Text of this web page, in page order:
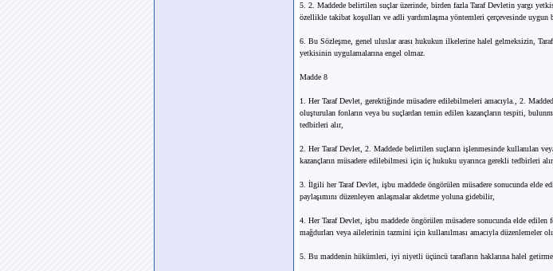
5. 2. Maddede belirtilen suçlar üzerinde, birden fazla Taraf Devletin yargı
özellikle takibat koşulları ve adli yardımlaşma yöntemleri çerçevesinde uygun
6. Bu Sözleşme, genel uluslar arası hukukun ilkelerine halel gelmeksizin,
yetkisinin uygulamalarına engel olmaz.
Madde 8
1. Her Taraf Devlet, gerektiğinde müsadere edilebilmeleri amacıyla., 2.
oluşturulan fonların veya bu suçlardan temin edilen kazançların tespiti,
tedbirleri alır,
2. Her Taraf Devlet, 2. Maddede belirtilen suçların işlenmesinde kullanılan
kazançların müsadere edilebilmesi için iç hukuku uyarınca gerekli tedbirleri alır,
3. İlgili her Taraf Devlet, işbu maddede öngörülen müsadere sonucunda elde
paylaşımını düzenleyen anlaşmalar akdetme yoluna gidebilir,
4. Her Taraf Devlet, işbu maddede öngörülen müsadere sonucunda elde
mağdurları veya ailelerinin tazmini için kullanılması amacıyla düzenlemeler
5. Bu maddenin hükümleri, iyi niyetli üçüncü tarafların haklarına halel